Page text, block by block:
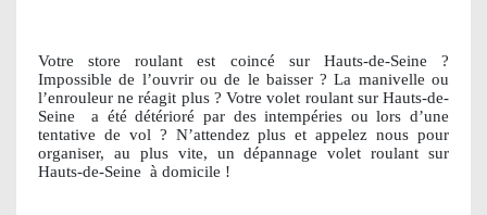
Votre store roulant est coincé sur Hauts-de-Seine ?
Impossible de l’ouvrir ou de le baisser ? La manivelle ou
l’enrouleur ne réagit plus ? Votre volet roulant sur Hauts-de-
Seine
a été détérioré par des intempéries ou lors d’une
tentative de vol ? N’attendez plus et appelez nous pour
organiser, au plus vite, un dépannage volet roulant sur
Hauts-de-Seine à domicile !